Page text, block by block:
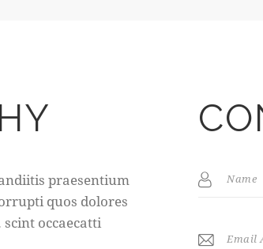
praesentium
quos dolores
occaecatti